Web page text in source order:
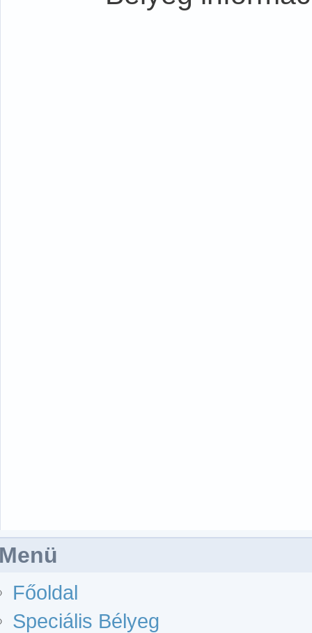
Főoldal
Speciális Bélyeg